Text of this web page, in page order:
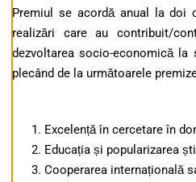
Premiul se acordă anual la doi
realizări care au contribuit/
dezvoltarea socio-economică la
plecând de la următoarele
Excelență în cercetare în
Educația și popularizarea
Cooperarea internațională